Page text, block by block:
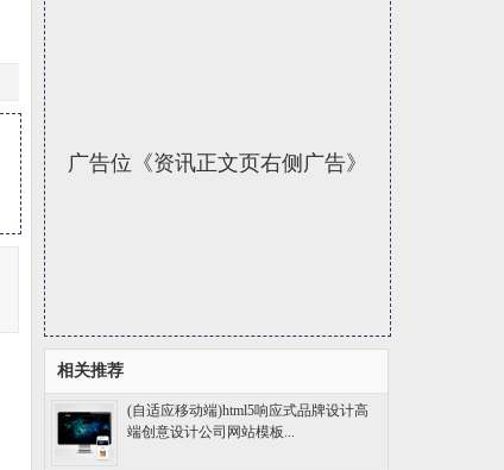
广告位《资讯正文页右侧广告》
相关推荐
(自适应移动端)html5响应式品牌设计高
端创意设计公司网站模板...